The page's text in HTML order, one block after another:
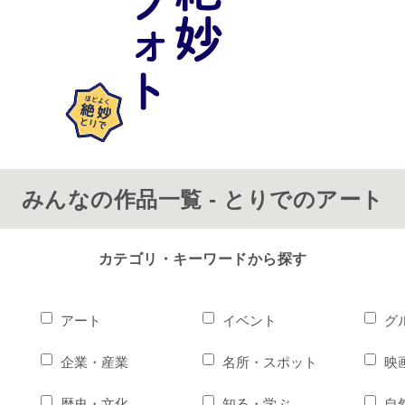
みんなの作品一覧 - とりでのアート
カテゴリ・キーワードから探す
アート イベント グ
企業・産業 名所・スポット 映